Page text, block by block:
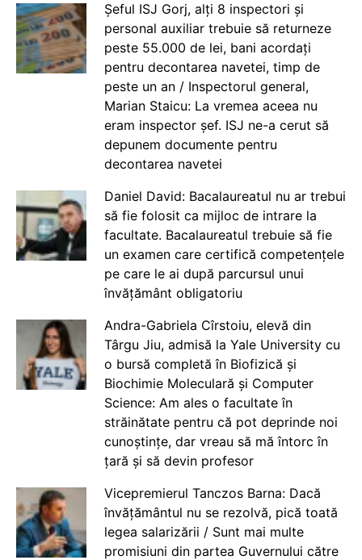
Șeful ISJ Gorj, alți 8 inspectori și
personal auxiliar trebuie să returneze
peste 55.000 de lei, bani acordați
pentru decontarea navetei, timp de
peste un an / Inspectorul general,
Marian Staicu: La vremea aceea nu
eram inspector șef. ISJ ne-a cerut să
depunem documente pentru
decontarea navetei
Daniel David: Bacalaureatul nu ar trebui
să fie folosit ca mijloc de intrare la
facultate. Bacalaureatul trebuie să fie
un examen care certifică competențele
pe care le ai după parcursul unui
învățământ obligatoriu
Andra-Gabriela Cîrstoiu, elevă din
Târgu Jiu, admisă la Yale University cu
o bursă completă în Biofizică și
Biochimie Moleculară și Computer
Science: Am ales o facultate în
străinătate pentru că pot deprinde noi
cunoștințe, dar vreau să mă întorc în
țară și să devin profesor
Vicepremierul Tanczos Barna: Dacă
învățământul nu se rezolvă, pică toată
legea salarizării / Sunt mai multe
promisiuni din partea Guvernului către